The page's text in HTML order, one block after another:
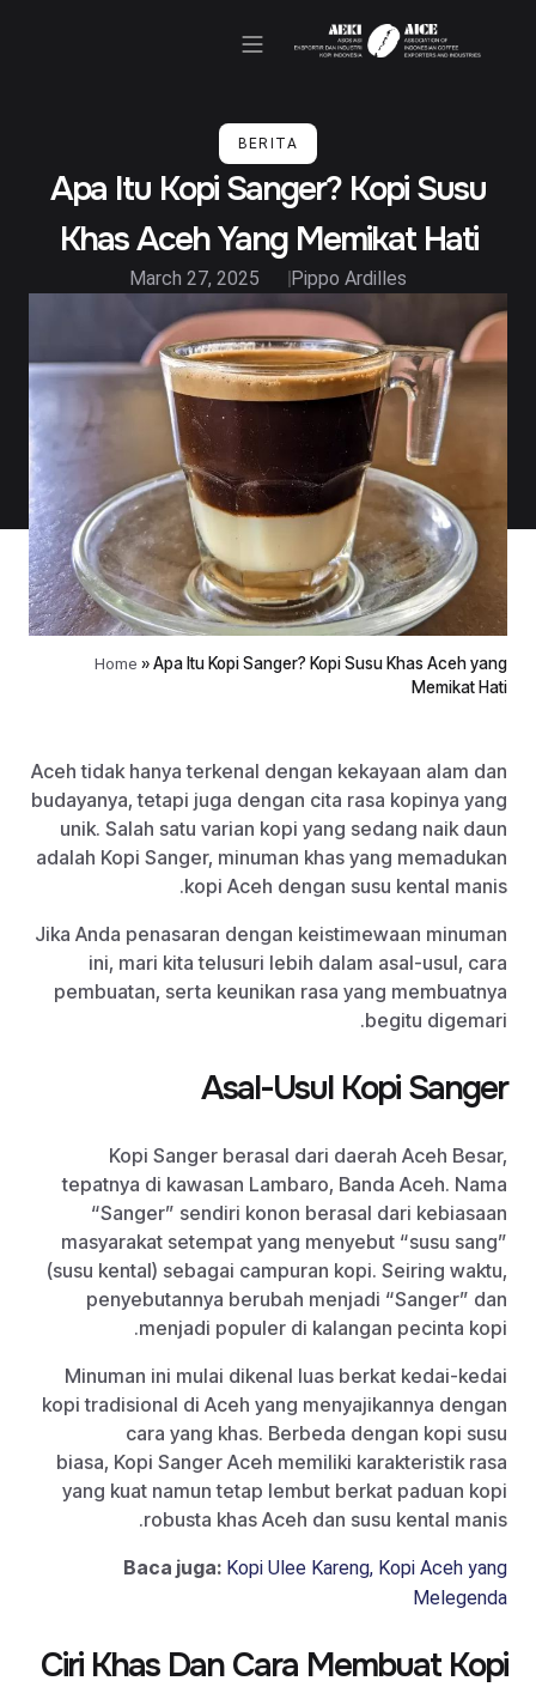
BERITA
Apa Itu Kopi Sanger? Kopi Susu
Khas Aceh Yang Memikat Hati
Pippo Ardilles
March 27, 2025
Home »Apa Itu Kopi Sanger? Kopi Susu Khas Aceh yang
Memikat Hati
Aceh tidak hanya terkenal dengan kekayaan alam dan
budayanya, tetapi juga dengan cita rasa kopinya yang
unik. Salah satu varian kopi yang sedang naik daun
adalah Kopi Sanger, minuman khas yang memadukan
kopi Aceh dengan susu kental manis.
Jika Anda penasaran dengan keistimewaan minuman
ini, mari kita telusuri lebih dalam asal-usul, cara
pembuatan, serta keunikan rasa yang membuatnya
begitu digemari.
Asal-Usul Kopi Sanger
Kopi Sanger berasal dari daerah Aceh Besar,
tepatnya di kawasan Lambaro, Banda Aceh. Nama
“Sanger” sendiri konon berasal dari kebiasaan
masyarakat setempat yang menyebut “susu sang”
(susu kental) sebagai campuran kopi. Seiring waktu,
penyebutannya berubah menjadi “Sanger” dan
menjadi populer di kalangan pecinta kopi.
Minuman ini mulai dikenal luas berkat kedai-kedai
kopi tradisional di Aceh yang menyajikannya dengan
cara yang khas. Berbeda dengan kopi susu
biasa, Kopi Sanger Aceh memiliki karakteristik rasa
yang kuat namun tetap lembut berkat paduan kopi
robusta khas Aceh dan susu kental manis.
Baca juga: Kopi Ulee Kareng, Kopi Aceh yang
Melegenda
Ciri Khas Dan Cara Membuat Kopi